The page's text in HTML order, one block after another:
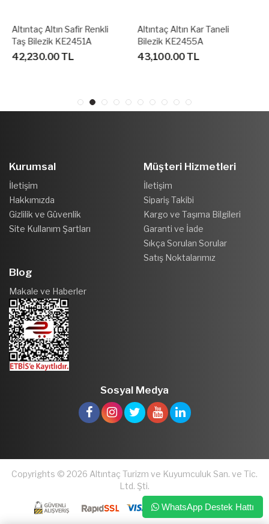
Altıntaç Altın Kar Taneli
Bilezik KE2455A
43,100.00 TL
Altıntaç Altın Kelebekli
Bilezik KE2456A
44,300.00 TL
Kurumsal
İletişim
Hakkımızda
Gizlilik ve Güvenlik
Site Kullanım Şartları
Müşteri Hizmetleri
İletişim
Sipariş Takibi
Kargo ve Taşıma Bilgileri
Garanti ve İade
Sıkça Sorulan Sorular
Satış Noktalarımız
Blog
Makale ve Haberler
Sosyal Medya
Copyrights © 2026 Altıntaç Turizm ve Kuyumculuk San. ve Tic.
Ltd. Şti.
WhatsApp Destek Hattı